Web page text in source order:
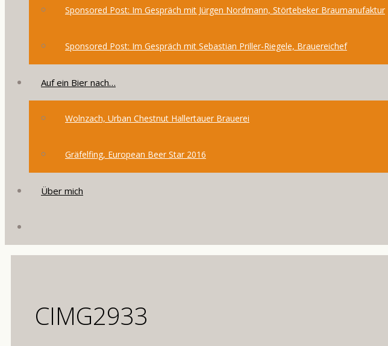
Sponsored Post: Im Gespräch mit Jürgen Nordmann, Störtebeker Braumanufaktur
Sponsored Post: Im Gespräch mit Sebastian Priller-Riegele, Brauereichef
Auf ein Bier nach…
Wolnzach, Urban Chestnut Hallertauer Brauerei
Gräfelfing, European Beer Star 2016
Über mich
CIMG2933